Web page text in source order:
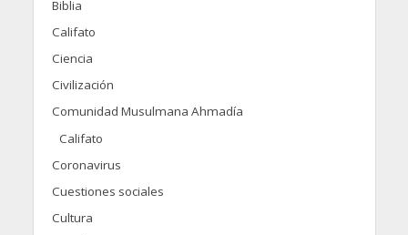
Biblia
Califato
Ciencia
Civilización
Comunidad Musulmana Ahmadía
Califato
Coronavirus
Cuestiones sociales
Cultura